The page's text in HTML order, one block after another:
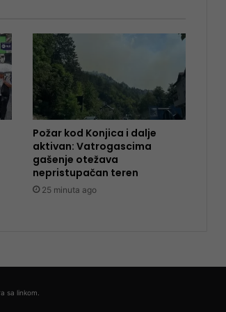
Požar kod Konjica i dalje
aktivan: Vatrogascima
gašenje otežava
nepristupačan teren
25 minuta ago
sa linkom.